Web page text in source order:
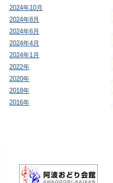
2024年10月
2024年8月
2024年6月
2024年4月
2024年1月
2022年
2020年
2018年
2016年